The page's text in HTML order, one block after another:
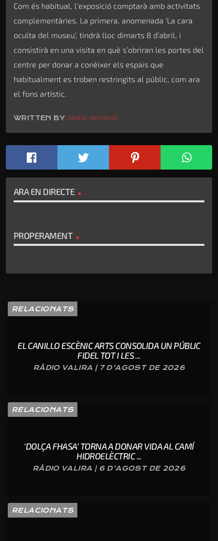
Com és habitual, l’exposició comptarà amb activitats
complementàries. La primera, anomenada ‘La cara
oculta del museu’, tindrà lloc dimarts 8 d’abril, i
consistirà en una visita en què s’obriran les portes del
centre per donar a conèixer els espais que
habitualment es troben restringits al públic, com ara
el fons artístic.
WRITTEN BYINGRID MONREAL
ARA EN DIRECTE
PROPERAMENT
RELACIONATS
EL CANILLO ESCÈNIC ARTS CONSOLIDA UN PÚBLIC
FIDEL TOT I LES ...
RÀDIO VALIRA | 7 D'AGOST DE 2026
RELACIONATS
‘DOLÇA FHASA’ TORNA A DONAR VIDA AL CAMÍ
HIDROELÈCTRIC ...
RÀDIO VALIRA | 6 D'AGOST DE 2026
RELACIONATS